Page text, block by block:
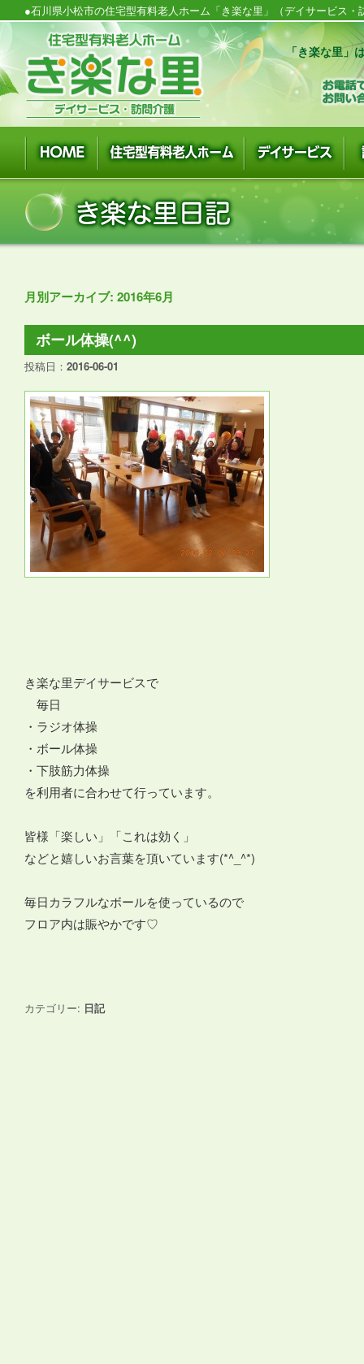
●石川県小松市の住宅型有料老人ホーム「き楽な里」（デイサービス
「き楽な里」
月別アーカイブ: 2016年6月
ボール体操(^^)
投稿日： 2016-06-01
き楽な里デイサービスで
毎日
・ラジオ体操
・ボール体操
・下肢筋力体操
を利用者に合わせて行っています。
皆様「楽しい」「これは効く」
などと嬉しいお言葉を頂いています(*^_^*)
毎日カラフルなボールを使っているので
フロア内は賑やかです♡
カテゴリー: 日記